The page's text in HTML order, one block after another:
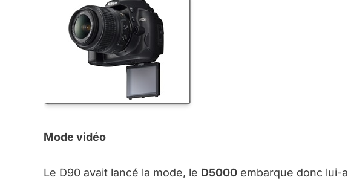
Mode vidéo
Le D90 avait lancé la mode, le D5000 embarque donc lui-